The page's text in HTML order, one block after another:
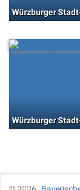
Würzburger
Würzburger